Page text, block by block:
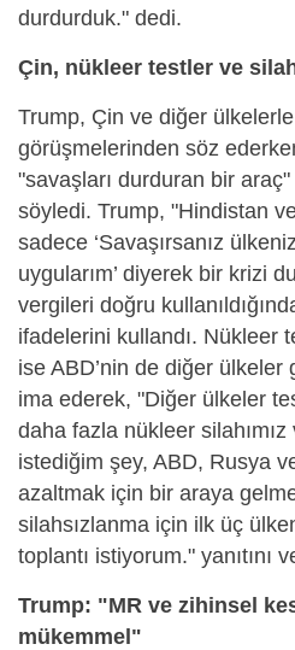
durdurduk." dedi.
Çin, nükleer testler ve
Trump, Çin ve diğer
görüşmelerinden söz
"savaşları durduran bir araç"
söyledi. Trump, "Hindistan
sadece ‘Savaşırsanız
uygularım’ diyerek bir krizi
vergileri doğru
ifadelerini kullandı. Nükleer
ise ABD’nin de diğer
ima ederek, "Diğer ülkeler
daha fazla nükleer
istediğim şey, ABD, Rusya
azaltmak için bir araya
silahsızlanma için ilk üç
toplantı istiyorum." yanıtını
Trump: "MR ve zihinsel
mükemmel"